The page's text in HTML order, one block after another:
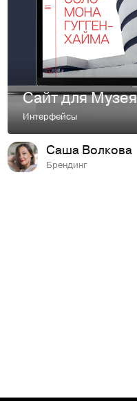
Интерфейсы
Саша Волкова
Брендинг